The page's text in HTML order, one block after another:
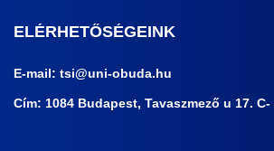
ELÉRHETŐSÉGEINK
E-mail: tsi@uni-obuda.hu
Cím: 1084 Budapest, Tavaszmező u 17. C-